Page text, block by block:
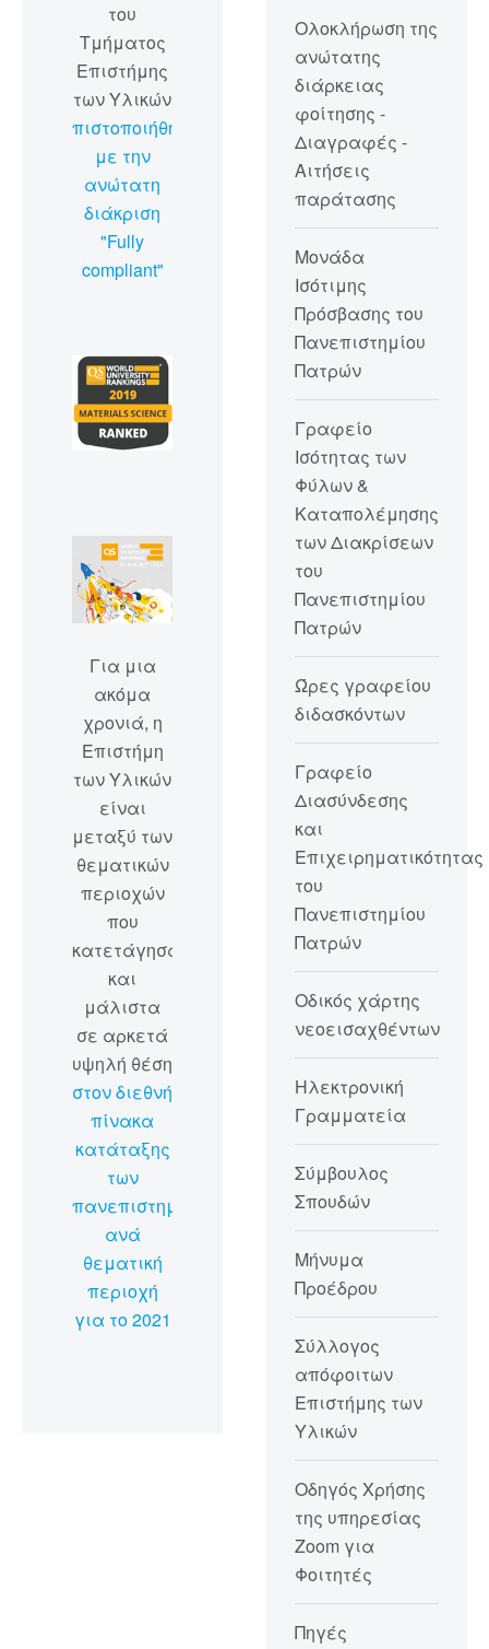
του
Τμήματος
Επιστήμης
των Υλικών
πιστοποιήθηκε
με την
ανώτατη
διάκριση
"Fully
compliant"
Για μια
ακόμα
χρονιά, η
Επιστήμη
των Υλικών
είναι
μεταξύ των
θεματικών
περιοχών
που
κατετάγησαν
και
μάλιστα
σε αρκετά
υψηλή θέση
στον διεθνή
πίνακα
κατάταξης
των
πανεπιστημίων
ανά
θεματική
περιοχή
για το 2021
Ολοκλήρωση της
ανώτατης
διάρκειας
φοίτησης -
Διαγραφές -
Αιτήσεις
παράτασης
Μονάδα
Ισότιμης
Πρόσβασης του
Πανεπιστημίου
Πατρών
Γραφείο
Ισότητας των
Φύλων &
Καταπολέμησης
των Διακρίσεων
του
Πανεπιστημίου
Πατρών
Ώρες γραφείου
διδασκόντων
Γραφείο
Διασύνδεσης
και
Επιχειρηματικότητας
του
Πανεπιστημίου
Πατρών
Οδικός χάρτης
νεοεισαχθέντων
Ηλεκτρονική
Γραμματεία
Σύμβουλος
Σπουδών
Μήνυμα
Προέδρου
Σύλλογος
απόφοιτων
Επιστήμης των
Υλικών
Οδηγός Χρήσης
της υπηρεσίας
Zoom για
Φοιτητές
Πηγές